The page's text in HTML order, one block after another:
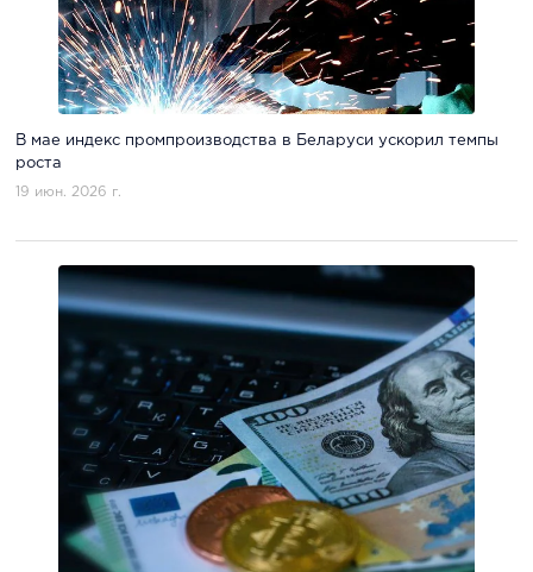
В мае индекс промпроизводства в Беларуси ускорил темпы
роста
19 июн. 2026 г.